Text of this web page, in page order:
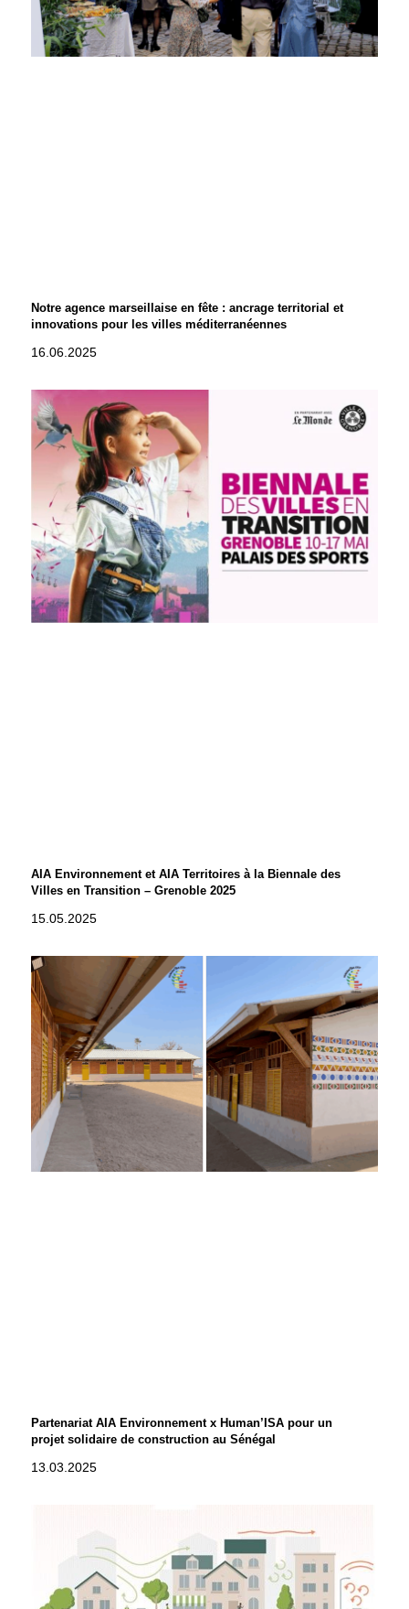
Notre agence marseillaise en fête : ancrage territorial et
innovations pour les villes méditerranéennes
16.06.2025
AIA Environnement et AIA Territoires à la Biennale des
Villes en Transition – Grenoble 2025
15.05.2025
Partenariat AIA Environnement x Human’ISA pour un
projet solidaire de construction au Sénégal
13.03.2025